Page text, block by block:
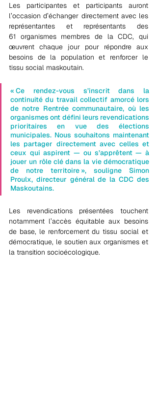
Les participantes et participants auront
l’occasion d’échanger directement avec les
représentantes et représentants des
61 organismes membres de la CDC, qui
œuvrent chaque jour pour répondre aux
besoins de la population et renforcer le
tissu social maskoutain.
« Ce rendez-vous s’inscrit dans la
continuité du travail collectif amorcé lors
de notre Rentrée communautaire, où les
organismes ont défini leurs revendications
prioritaires en vue des élections
municipales. Nous souhaitons maintenant
les partager directement avec celles et
ceux qui aspirent — ou s’apprêtent — à
jouer un rôle clé dans la vie démocratique
de notre territoire », souligne Simon
Proulx, directeur général de la CDC des
Maskoutains.
Les revendications présentées touchent
notamment l’accès équitable aux besoins
de base, le renforcement du tissu social et
démocratique, le soutien aux organismes et
la transition socioécologique.